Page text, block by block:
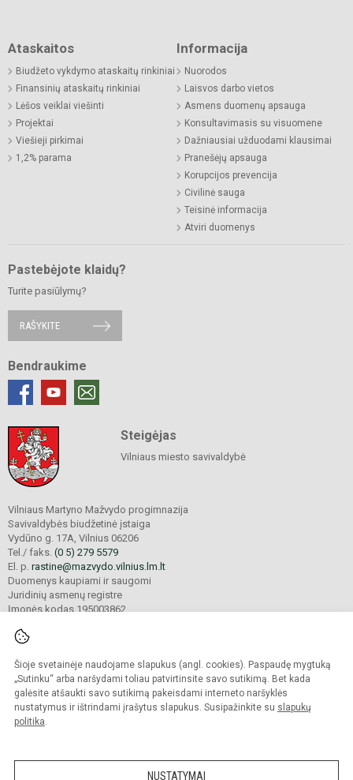
Šioje svetainėje naudojame slapukus (angl. cookies). Paspaudę mygtuką
„Sutinku“ arba naršydami toliau patvirtinsite savo sutikimą. Bet kada
galėsite atšaukti savo sutikimą pakeisdami interneto naršyklės
nustatymus ir ištrindami įrašytus slapukus. Susipažinkite su slapukų
politika.
NUSTATYMAI
Ataskaitos
Biudžeto vykdymo ataskaitų rinkiniai
Finansinių ataskaitų rinkiniai
Lėšos veiklai viešinti
Projektai
Viešieji pirkimai
1,2% parama
Informacija
Nuorodos
Laisvos darbo vietos
Asmens duomenų apsauga
Konsultavimasis su visuomene
Dažniausiai užduodami klausimai
Pranešėjų apsauga
Korupcijos prevencija
Civilinė sauga
Teisinė informacija
Atviri duomenys
Pastebėjote klaidų?
Turite pasiūlymų?
RAŠYKITE
Bendraukime
Steigėjas
Vilniaus miesto savivaldybė
Vilniaus Martyno Mažvydo progimnazija
Savivaldybės biudžetinė įstaiga
Vydūno g. 17A, Vilnius 06206
Tel./ faks. (0 5) 279 5579
El. p. rastine@mazvydo.vilnius.lm.lt
Duomenys kaupiami ir saugomi
Juridinių asmenų registre
Įmonės kodas 195003862
© 2022. Vilniaus Martyno Mažvydo progimnazija. Visos teisės saugomos.
Kopijuoti turinį be raštiško įstaigos administracijos sutikimo griežtai draudžiama.
Prieinamumo paraiška Slapukų valdymas
Sumanus būdas atnaujinti